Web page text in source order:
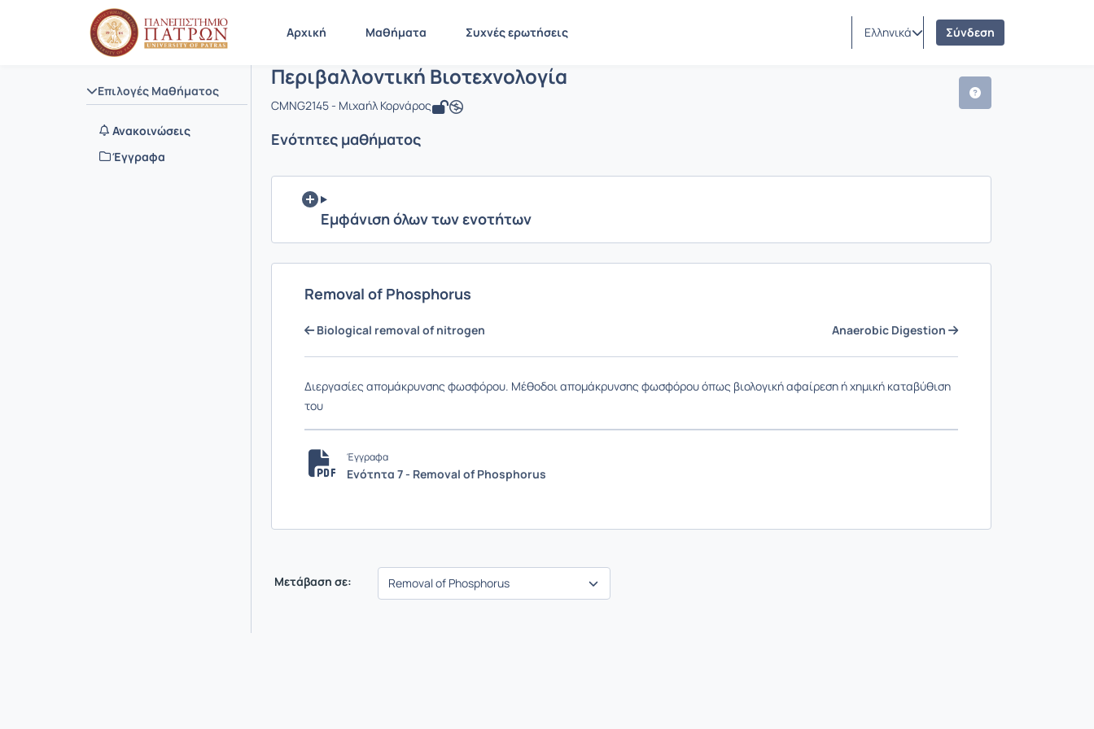
Αρχική Μαθήματα Συχνές ερωτήσεις Ελληνικά Σύνδεση
Επιλογές Μαθήματος
Ανακοινώσεις
Έγγραφα
Αρχική Σελίδα Περιβαλλοντική Βιοτεχνολογία Ενότητες μαθήματος
Μάθημα : Περιβαλλοντική Βιοτεχνολογία
Κωδικός : CMNG2145
Περιβαλλοντική Βιοτεχνολογία
CMNG2145 - Μιχαήλ Κορνάρος
Ενότητες μαθήματος
Εμφάνιση όλων των ενοτήτων
Removal of Phosphorus
Biological removal of nitrogen Anaerobic Digestion
Διεργασίες απομάκρυνσης φωσφόρου. Μέθοδοι απομάκρυνσης φωσφόρου όπως βιολογική αφαίρεση ή χημική καταβύθιση
του
Έγγραφα
Ενότητα 7 - Removal of Phosphorus
Μετάβαση σε: